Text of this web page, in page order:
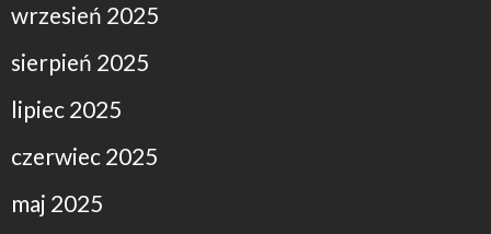
wrzesień 2025
sierpień 2025
lipiec 2025
czerwiec 2025
maj 2025